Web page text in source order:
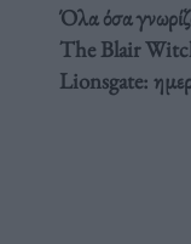
Όλα όσα
The Blair
Lionsgate: